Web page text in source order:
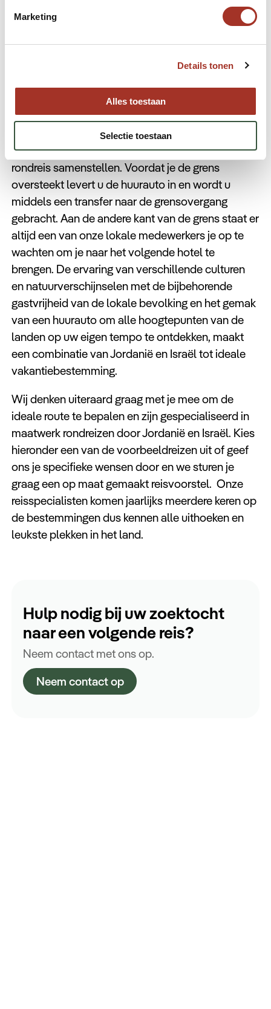
Marketing
Details tonen
Alles toestaan
Selectie toestaan
niet alleen. In beide landen is ons lokale team
Amman, Wadi Rum, Jeruzalem en Tel Aviv.
Je ideale rondreis door Jordanië
Er zijn verschillende lengtes en routes mogelijk
door Jordanië en Israël, zo kun je zelf je ideale
rondreis samenstellen. Voordat je de grens
oversteekt levert u de huurauto in en wordt u
middels een transfer naar de grensovergang
gebracht. Aan de andere kant van de grens staat er
altijd een van onze lokale medewerkers je op te
wachten om je naar het volgende hotel te
brengen. De ervaring van verschillende culturen
en natuurverschijnselen met de bijbehorende
gastvrijheid van de lokale bevolking en het gemak
van een huurauto om alle hoogtepunten van de
landen op uw eigen tempo te ontdekken, maakt
een combinatie van Jordanië en Israël tot ideale
vakantiebestemming.
Wij denken uiteraard graag met je mee om de
ideale route te bepalen en zijn gespecialiseerd in
maatwerk rondreizen door Jordanië en Israël. Kies
hieronder een van de voorbeeldreizen uit of geef
ons je specifieke wensen door en we sturen je
graag een op maat gemaakt reisvoorstel. Onze
reisspecialisten komen jaarlijks meerdere keren op
de bestemmingen dus kennen alle uithoeken en
leukste plekken in het land.
Hulp nodig bij uw zoektocht
naar een volgende reis?
Neem contact met ons op.
Neem contact op